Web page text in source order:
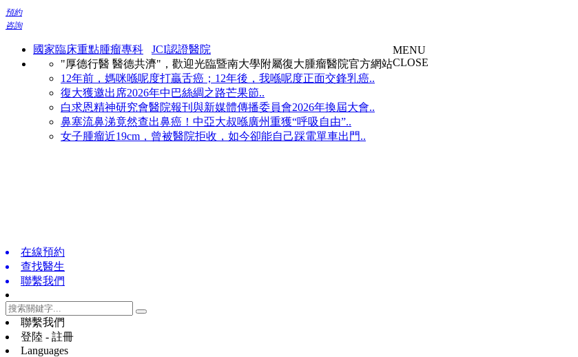
預約
咨詢
國家臨床重點腫瘤專科
JCI認證醫院
"厚德行醫 醫德共濟"，歡迎光臨暨南大學附屬復大腫瘤醫院官方網站
12年前，媽咪喺呢度打贏舌癌；12年後，我喺呢度正面交鋒乳癌..
復大獲邀出席2026年中巴絲綢之路芒果節..
白求恩精神研究會醫院報刊與新媒體傳播委員會2026年換屆大會..
鼻塞流鼻涕竟然查出鼻癌！中亞大叔喺廣州重獲“呼吸自由”..
女子腫瘤近19cm，曾被醫院拒收，如今卻能自己踩電單車出門..
MENU
CLOSE
在線預約
查找醫生
聯繫我們
聯繫我們
登陸 - 註冊
Languages